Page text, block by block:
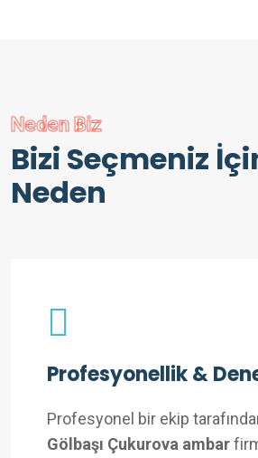
Neden Biz
Bizi Seçmeniz
Neden
Profesyonellik &
Profesyonel bir ekip
Gölbaşı Çukurova ambar